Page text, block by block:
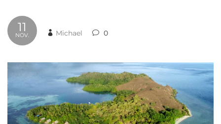
11
NOV. Michael 0